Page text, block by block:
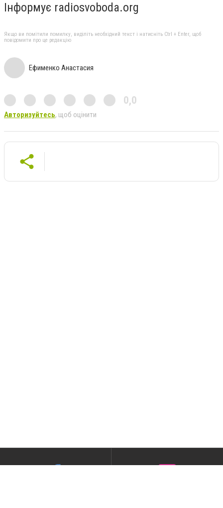
Інформує radiosvoboda.org
Якщо ви помітили помилку, виділіть необхідний текст і натисніть Ctrl + Enter, щоб
повідомити про це редакцію
Ефименко Анастасия
0,0
Авторизуйтесь, щоб оцінити